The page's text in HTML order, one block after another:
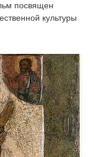
посвящен
культуры